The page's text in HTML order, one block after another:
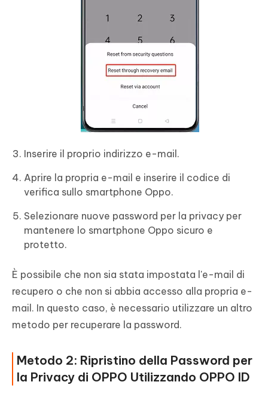
Inserire il proprio indirizzo e-mail.
Aprire la propria e-mail e inserire il codice di
verifica sullo smartphone Oppo.
Selezionare nuove password per la privacy per
mantenere lo smartphone Oppo sicuro e
protetto.
È possibile che non sia stata impostata l'e-mail di
recupero o che non si abbia accesso alla propria e-
mail. In questo caso, è necessario utilizzare un altro
metodo per recuperare la password.
Metodo 2: Ripristino della Password per
la Privacy di OPPO Utilizzando OPPO ID